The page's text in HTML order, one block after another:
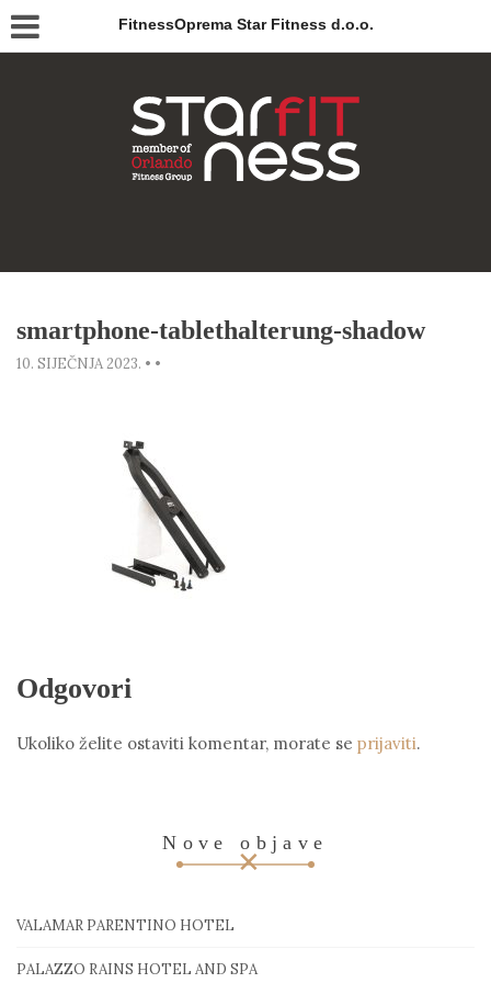
FitnessOprema Star Fitness d.o.o.
smartphone-tablethalterung-shadow
10. SIJEČNJA 2023. • •
Odgovori
Ukoliko želite ostaviti komentar, morate se prijaviti.
Nove objave
VALAMAR PARENTINO HOTEL
PALAZZO RAINS HOTEL AND SPA